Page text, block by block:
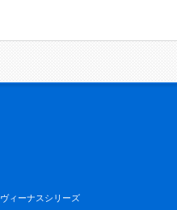
ヴィーナスシリーズ